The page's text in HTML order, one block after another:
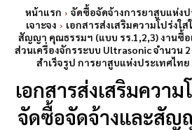
หน้าแรก จัดซื้อจัดจ้างการยาสูบแห่งป
เจาะจง
เอกสารส่งเสริมความโปร่งใ
สัญญา คุณธรรมฯ (แบบ รร.1,2,3) งานซื้
ส่วนเครื่องจักรระบบ Ultrasonic จำนวน
สำเร็จรูป การยาสูบแห่งประเทศไท
เอกสารส่งเสริมความ
จัดซื้อจัดจ้างและสัญ